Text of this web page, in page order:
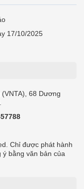
17/10/2025
68 Dương
Chỉ được phát hành
ý bằng văn bản của